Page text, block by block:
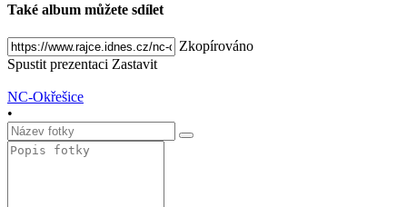
Také album můžete sdílet
Zkopírováno
Spustit prezentaci Zastavit
NC-Okřešice
•